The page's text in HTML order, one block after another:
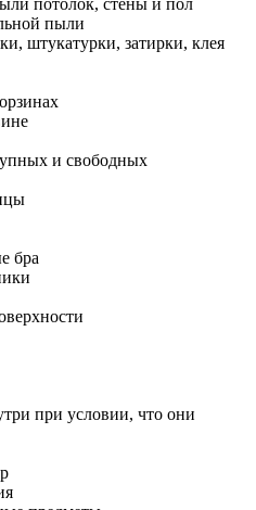
потолок, стены и пол
пыли
штукатурки, затирки, клея
и свободных
бра
при условии, что они